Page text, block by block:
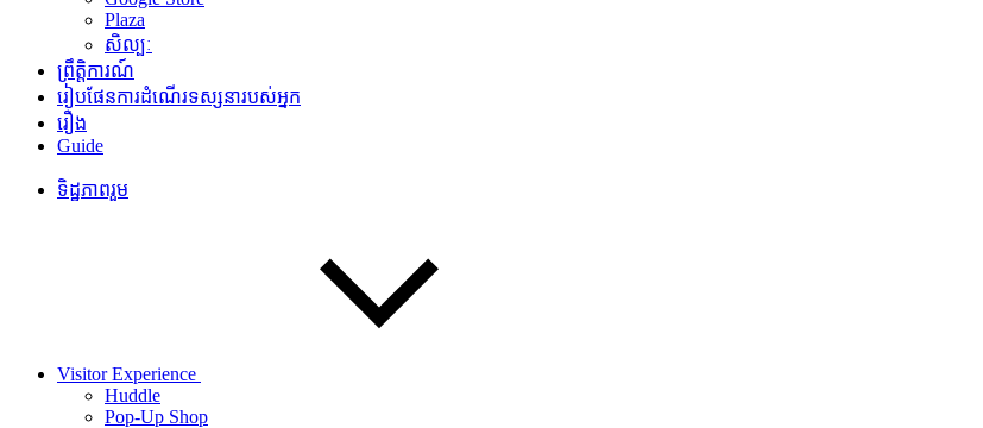
Plaza
សិល្បៈ
ព្រឹត្តិការណ៍
រៀបផែនការដំណើរទស្សនារបស់អ្នក
រឿង
Guide
ទិដ្ឋភាពរួម
Visitor Experience
Huddle
Pop-Up Shop